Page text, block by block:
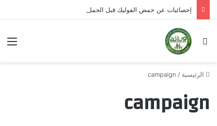
إحصائيات عن حمض الفوليك قبل الحمل
بحث عن
الرئيسية /
campaign
campaign